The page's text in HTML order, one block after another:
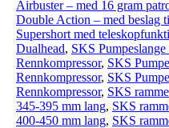
Airbuster – med 16 gram
Double Action – med beslag
Supershort med
Dualhead, SKS
Rennkompressor, SKS
Rennkompressor, SKS
Rennkompressor, SKS
345-395 mm lang, SKS
400-450 mm lang, SKS